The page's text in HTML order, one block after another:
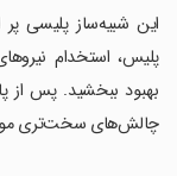
‏این شبیه‌ساز پلیسی پر
پلیس، استخدام
بهبود ببخشید. پس از
چالش‌های سخت‌تری